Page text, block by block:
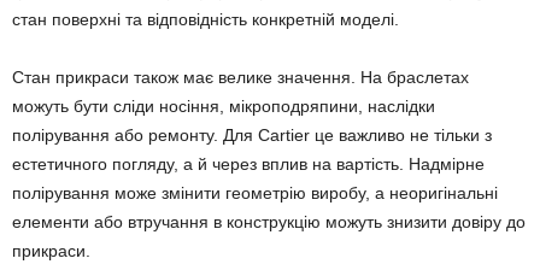
стан поверхні та відповідність конкретній моделі.
Стан прикраси також має велике значення. На браслетах
можуть бути сліди носіння, мікроподряпини, наслідки
полірування або ремонту. Для Cartier це важливо не тільки з
естетичного погляду, а й через вплив на вартість. Надмірне
полірування може змінити геометрію виробу, а неоригінальні
елементи або втручання в конструкцію можуть знизити довіру до
прикраси.